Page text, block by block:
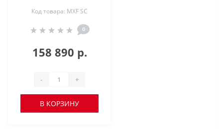
Код товара: MXF SC
0
158 890 р.
- +
В КОРЗИНУ